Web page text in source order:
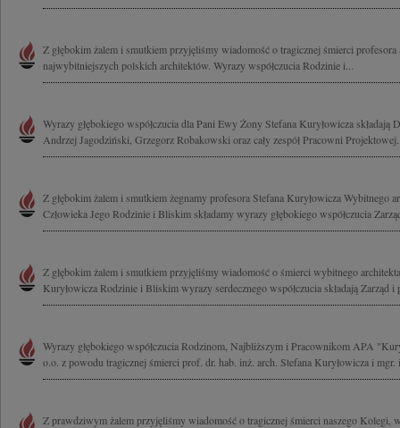
Z głębokim żalem i smutkiem przyjęliśmy wiadomość o tragicznej śmierci
najwybitniejszych polskich architektów. Wyrazy współczucia Rodzinie i...
Wyrazy głębokiego współczucia dla Pani Ewy Żony Stefana Kuryłowicza składają
Andrzej Jagodziński, Grzegorz Robakowski oraz cały zespół Pracowni
Z głębokim żalem i smutkiem żegnamy profesora Stefana Kuryłowicza Wybitnego
Człowieka Jego Rodzinie i Bliskim składamy wyrazy głębokiego współczucia
Z głębokim żalem i smutkiem przyjęliśmy wiadomość o śmierci wybitnego
Kuryłowicza Rodzinie i Bliskim wyrazy serdecznego współczucia składają Zarząd i
Wyrazy głębokiego współczucia Rodzinom, Najbliższym i Pracownikom APA
o.o. z powodu tragicznej śmierci prof. dr. hab. inż. arch. Stefana Kuryłowicza i mgr.
Z prawdziwym żalem przyjęliśmy wiadomość o tragicznej śmierci naszego Kolegi,